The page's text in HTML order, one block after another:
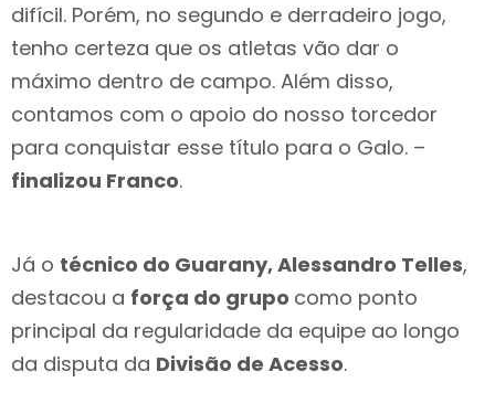
difícil. Porém, no segundo e derradeiro jogo,
tenho certeza que os atletas vão dar o
máximo dentro de campo. Além disso,
contamos com o apoio do nosso torcedor
para conquistar esse título para o Galo. –
finalizou Franco.
Já o técnico do Guarany, Alessandro Telles,
destacou a força do grupo como ponto
principal da regularidade da equipe ao longo
da disputa da Divisão de Acesso.